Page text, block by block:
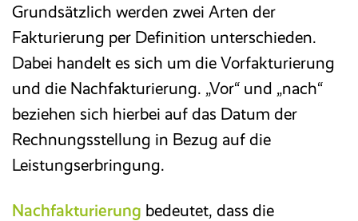
Grundsätzlich werden zwei Arten der
Fakturierung per Definition unterschieden.
Dabei handelt es sich um die Vorfakturierung
und die Nachfakturierung. „Vor“ und „nach“
beziehen sich hierbei auf das Datum der
Rechnungsstellung in Bezug auf die
Leistungserbringung.
Nachfakturierung bedeutet, dass die